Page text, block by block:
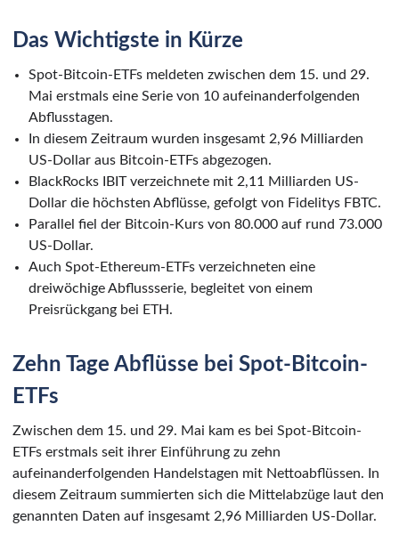
Das Wichtigste in Kürze
Spot-Bitcoin-ETFs meldeten zwischen dem 15. und 29.
Mai erstmals eine Serie von 10 aufeinanderfolgenden
Abflusstagen.
In diesem Zeitraum wurden insgesamt 2,96 Milliarden
US-Dollar aus Bitcoin-ETFs abgezogen.
BlackRocks IBIT verzeichnete mit 2,11 Milliarden US-
Dollar die höchsten Abflüsse, gefolgt von Fidelitys FBTC.
Parallel fiel der Bitcoin-Kurs von 80.000 auf rund 73.000
US-Dollar.
Auch Spot-Ethereum-ETFs verzeichneten eine
dreiwöchige Abflussserie, begleitet von einem
Preisrückgang bei ETH.
Zehn Tage Abflüsse bei Spot-Bitcoin-
ETFs
Zwischen dem 15. und 29. Mai kam es bei Spot-Bitcoin-
ETFs erstmals seit ihrer Einführung zu zehn
aufeinanderfolgenden Handelstagen mit Nettoabflüssen. In
diesem Zeitraum summierten sich die Mittelabzüge laut den
genannten Daten auf insgesamt 2,96 Milliarden US-Dollar.